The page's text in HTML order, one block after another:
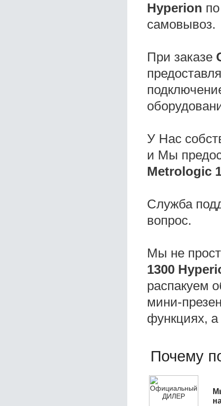
Hyperion
самовывоз.
При заказе
У Нас
и Мы
Metrologic
Служба
вопрос.
Мы не
1300
распакуем
мини-
функциях,
Почему